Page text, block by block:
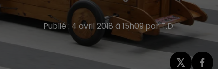
Publié : 4 avril 2018 à 15h09 par T.D.